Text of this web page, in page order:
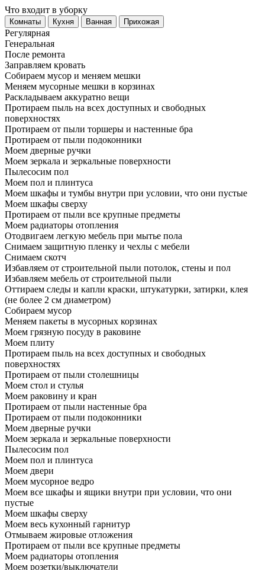
Что входит в уборку
Регу­лярная
Гене­ральная
После ремонта
Заправляем кровать
Собираем мусор и меняем мешки
Меняем мусорные мешки в корзинах
Раскладываем аккуратно вещи
Протираем пыль на всех доступных и свободных
поверхностях
Протираем от пыли торшеры и настенные бра
Протираем от пыли подоконники
Моем дверные ручки
Моем зеркала и зеркальные поверхности
Пылесосим пол
Моем пол и плинтуса
Моем шкафы и тумбы внутри при условии, что они пустые
Моем шкафы сверху
Протираем от пыли все крупные предметы
Моем радиаторы отопления
Отодвигаем легкую мебель при мытье пола
Снимаем защитную пленку и чехлы с мебели
Снимаем скотч
Избавляем от строительной пыли потолок, стены и пол
Избавляем мебель от строительной пыли
Оттираем следы и капли краски, штукатурки, затирки, клея
(не более 2 см диаметром)
Собираем мусор
Меняем пакеты в мусорных корзинах
Моем грязную посуду в раковине
Моем плиту
Протираем пыль на всех доступных и свободных
поверхностях
Протираем от пыли столешницы
Моем стол и стулья
Моем раковину и кран
Протираем от пыли настенные бра
Протираем от пыли подоконники
Моем дверные ручки
Моем зеркала и зеркальные поверхности
Пылесосим пол
Моем пол и плинтуса
Моем двери
Моем мусорное ведро
Моем все шкафы и ящики внутри при условии, что они
пустые
Моем шкафы сверху
Моем весь кухонный гарнитур
Отмываем жировые отложения
Протираем от пыли все крупные предметы
Моем радиаторы отопления
Моем розетки/выключатели